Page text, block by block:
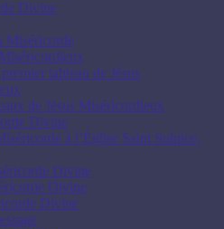
Divine
Miséricorde
tableau de Jésus
de Jésus Miséricordieux
Divine
à l’Église Saint Sulpice,
Divine
Divine
Divine